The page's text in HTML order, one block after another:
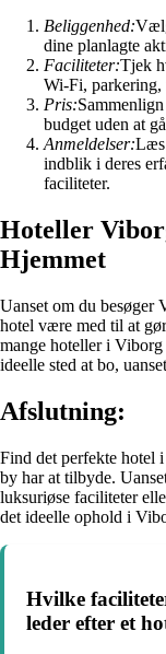
Beliggenhed:
dine planlagte
Faciliteter:Tjek
Wi-Fi, parkering,
Pris:
budget uden at
Anmeldelser:Læs
indblik i deres
faciliteter.
Hoteller
Hjemmet
Uanset om du
hotel være med til at
mange hoteller i
ideelle sted at bo,
Afslutning:
Find det perfekte hotel
by har at tilbyde.
luksuriøse faciliteter
det ideelle ophold i
Hvilke
leder efter et